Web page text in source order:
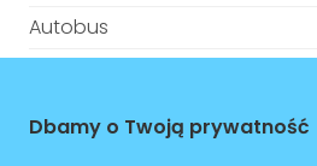
Autobus
ZAPLANUJ
Dbamy o Twoją prywatność